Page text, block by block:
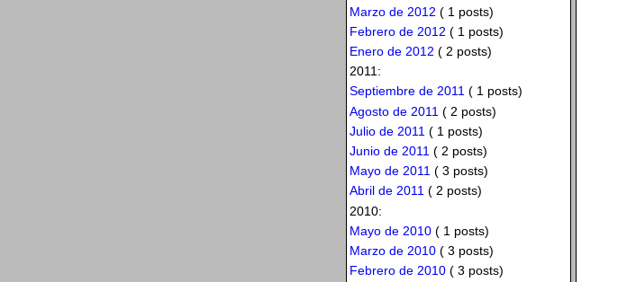
Marzo de 2012 ( 1 posts)
Febrero de 2012 ( 1 posts)
Enero de 2012 ( 2 posts)
2011:
Septiembre de 2011( 1 posts)
Agosto de 2011 ( 2 posts)
Julio de 2011 ( 1 posts)
Junio de 2011 ( 2 posts)
Mayo de 2011 ( 3 posts)
Abril de 2011( 2 posts)
2010:
Mayo de 2010( 1 posts)
Marzo de 2010( 3 posts)
Febrero de 2010( 3 posts)